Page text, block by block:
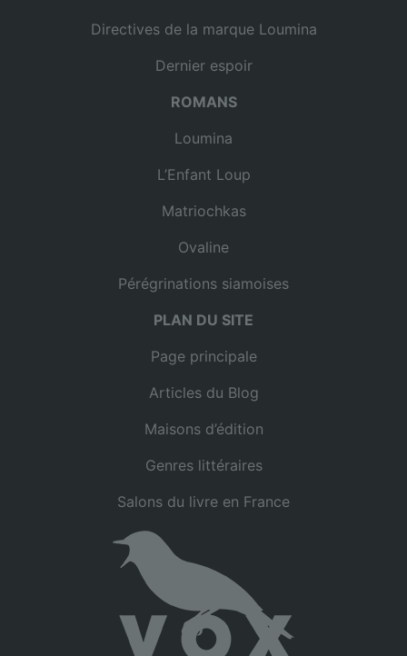
Directives de la marque Loumina
Dernier espoir
ROMANS
Loumina
L’Enfant Loup
Matriochkas
Ovaline
Pérégrinations siamoises
PLAN DU SITE
Page principale
Articles du Blog
Maisons d’édition
Genres littéraires
Salons du livre en France